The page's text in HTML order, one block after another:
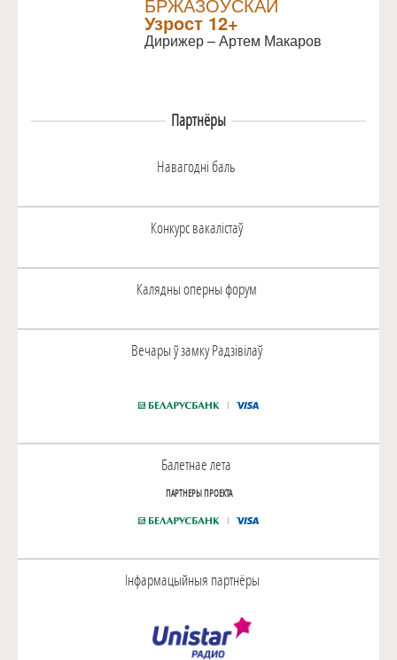
Узрoст 12+
Дирижер – Артем Макаров
Партнёры
Навагоднi баль
Конкурс вакалiстаў
Калядны оперны форум
Вечары ў замку Радзiвiлаў
Балетнае лета
ПАРТНЕРЫ ПРОЕКТА
Інфармацыйныя партнёры